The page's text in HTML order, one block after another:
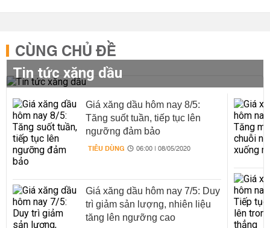
CÙNG CHỦ ĐỀ
Tin tức xăng dầu
Giá xăng dầu hôm nay 8/5:
Tăng suốt tuần, tiếp tục lên
ngưỡng đảm bảo
TIÊU DÙNG 06:00 | 08/05/2020
Giá xăng dầu hôm nay 7/5: Duy
trì giảm sản lượng, nhiên liệu
tăng lên ngưỡng cao